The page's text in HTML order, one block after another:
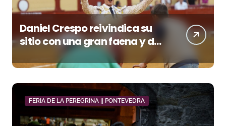
Daniel Crespo reivindica su
sitio con una gran faena y dos
FERIA DE LA PEREGRINA || PONTEVEDRA